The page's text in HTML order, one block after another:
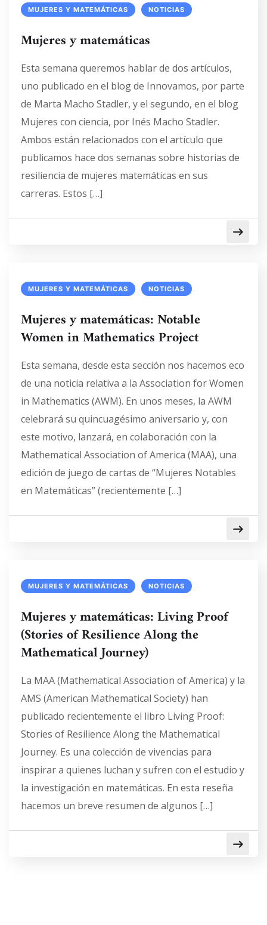
MUJERES Y MATEMÁTICAS NOTICIAS
Mujeres y matemáticas
Esta semana queremos hablar de dos artículos,
uno publicado en el blog de Innovamos, por parte
de Marta Macho Stadler, y el segundo, en el blog
Mujeres con ciencia, por Inés Macho Stadler.
Ambos están relacionados con el artículo que
publicamos hace dos semanas sobre historias de
resiliencia de mujeres matemáticas en sus
carreras. Estos […]
MUJERES Y MATEMÁTICAS NOTICIAS
Mujeres y matemáticas: Notable
Women in Mathematics Project
Esta semana, desde esta sección nos hacemos eco
de una noticia relativa a la Association for Women
in Mathematics (AWM). En unos meses, la AWM
celebrará su quincuagésimo aniversario y, con
este motivo, lanzará, en colaboración con la
Mathematical Association of America (MAA), una
edición de juego de cartas de “Mujeres Notables
en Matemáticas” (recientemente […]
MUJERES Y MATEMÁTICAS NOTICIAS
Mujeres y matemáticas: Living Proof
(Stories of Resilience Along the
Mathematical Journey)
La MAA (Mathematical Association of America) y la
AMS (American Mathematical Society) han
publicado recientemente el libro Living Proof:
Stories of Resilience Along the Mathematical
Journey. Es una colección de vivencias para
inspirar a quienes luchan y sufren con el estudio y
la investigación en matemáticas. En esta reseña
hacemos un breve resumen de algunos […]